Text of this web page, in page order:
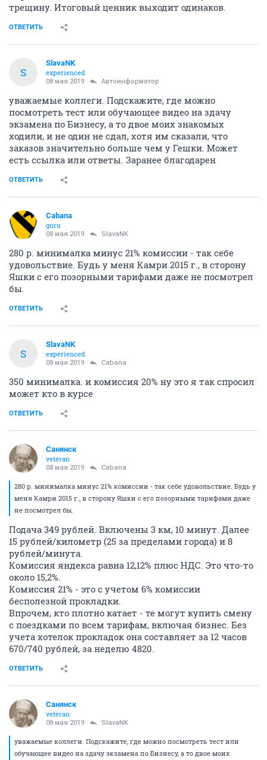
трещину. Итоговый ценник выходит одинаков.
ОТВЕТИТЬ
S
SlavaNK
experienced
08 мая 2019 Автоинформатор
уважаемые коллеги. Подскажите, где можно
посмотреть тест или обучающее видео на здачу
экзамена по Бизнесу, а то двое моих знакомых
ходили, и не один не сдал, хотя им сказали, что
заказов значительно больше чем у Гешки. Может
есть ссылка или ответы. Заранее благодарен
ОТВЕТИТЬ
Cabana
guru
08 мая 2019 SlavaNK
280 р. минималка минус 21% комиссии - так себе
удовольствие. Будь у меня Камри 2015 г., в сторону
Яшки с его позорными тарифами даже не посмотрел
бы.
ОТВЕТИТЬ
S
SlavaNK
experienced
08 мая 2019 Cabana
350 минималка. и комиссия 20% ну это я так спросил
может кто в курсе
ОТВЕТИТЬ
Санянск
veteran
08 мая 2019 Cabana
280 р. минималка минус 21% комиссии - так себе удовольствие. Будь у
меня Камри 2015 г., в сторону Яшки с его позорными тарифами даже
не посмотрел бы.
Подача 349 рублей. Включены 3 км, 10 минут. Далее
15 рублей/километр (25 за пределами города) и 8
рублей/минута.
Комиссия яндекса равна 12,12% плюс НДС. Это что-то
около 15,2%.
Комиссия 21% - это с учетом 6% комиссии
бесполезной прокладки.
Впрочем, кто плотно катает - те могут купить смену
с поездками по всем тарифам, включая бизнес. Без
учета хотелок прокладок она составляет за 12 часов
670/740 рублей, за неделю 4820.
ОТВЕТИТЬ
Санянск
veteran
08 мая 2019 SlavaNK
уважаемые коллеги. Подскажите, где можно посмотреть тест или
обучающее видео на здачу экзамена по Бизнесу, а то двое моих